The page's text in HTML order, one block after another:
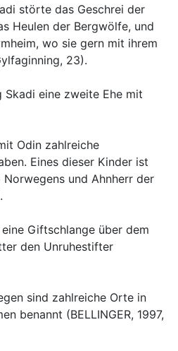
störte das Geschrei der
Heulen der Bergwölfe, und
wo sie gern mit ihrem
23).
Skadi eine zweite Ehe mit
Odin zahlreiche
Eines dieser Kinder ist
und Ahnherr der
Giftschlange über dem
den Unruhestifter
sind zahlreiche Orte in
benannt (BELLINGER, 1997,